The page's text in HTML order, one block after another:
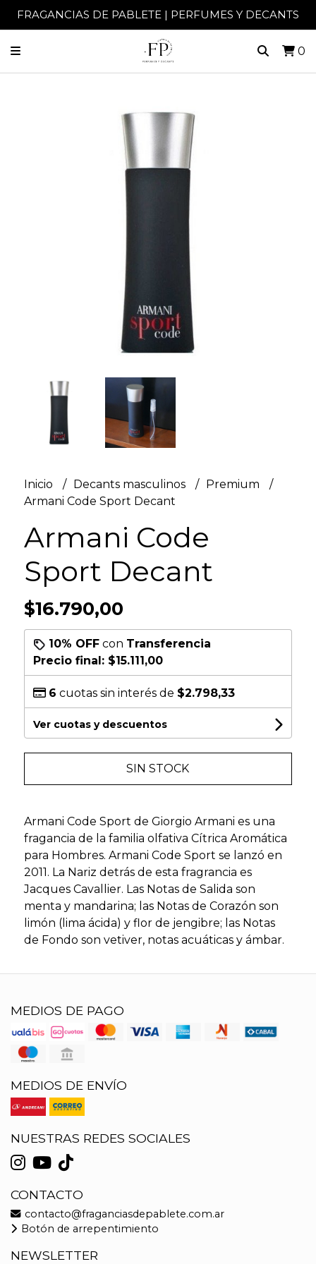
FRAGANCIAS DE PABLETE | PERFUMES Y DECANTS
0
Inicio Decants masculinos
Premium
Armani Code Sport Decant
Armani Code
Sport Decant
$16.790,00
10% OFFcon Transferencia
Precio final: $15.111,00
6 cuotas sin interés de $2.798,33
Ver cuotas y descuentos
SIN STOCK
Armani Code Sport de Giorgio Armani es una
fragancia de la familia olfativa Cítrica Aromática
para Hombres. Armani Code Sport se lanzó en
2011. La Nariz detrás de esta fragrancia es
Jacques Cavallier. Las Notas de Salida son
menta y mandarina; las Notas de Corazón son
limón (lima ácida) y flor de jengibre; las Notas
de Fondo son vetiver, notas acuáticas y ámbar.
MEDIOS DE PAGO
MEDIOS DE ENVÍO
NUESTRAS REDES SOCIALES
CONTACTO
contacto@fraganciasdepablete.com.ar
Botón de arrepentimiento
NEWSLETTER